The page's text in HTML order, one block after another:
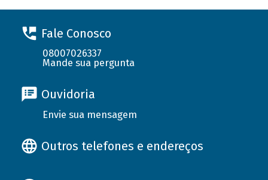
Fale Conosco
08007026337
Mande sua pergunta
Ouvidoria
Envie sua mensagem
Outros telefones e endereços